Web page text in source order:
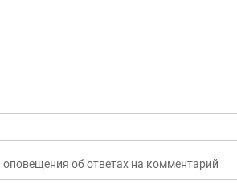
оповещения об ответах на комментарий